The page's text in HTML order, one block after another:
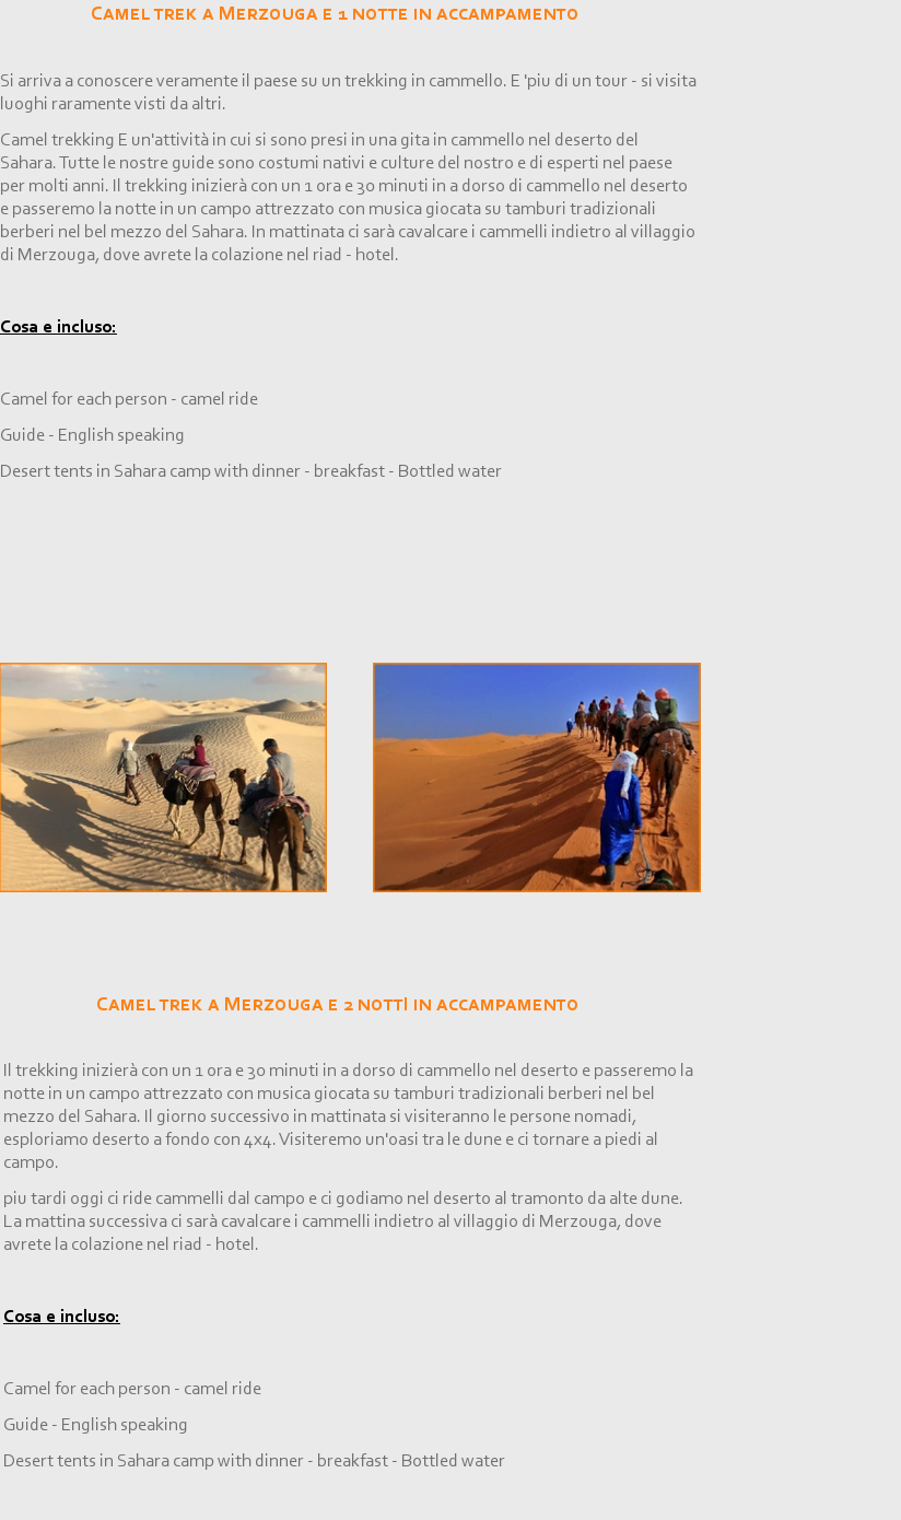
Camel trek a Merzouga e 1 notte in accampamento
Si arriva a conoscere veramente il paese su un trekking in cammello. E 'piu di un tour - si visita
luoghi raramente visti da altri.
Camel trekking E un'attività in cui si sono presi in una gita in cammello nel deserto del
Sahara. Tutte le nostre guide sono costumi nativi e culture del nostro e di esperti nel paese
per molti anni. Il trekking inizierà con un 1 ora e 30 minuti in a dorso di cammello nel deserto
e passeremo la notte in un campo attrezzato con musica giocata su tamburi tradizionali
berberi nel bel mezzo del Sahara. In mattinata ci sarà cavalcare i cammelli indietro al villaggio
di Merzouga, dove avrete la colazione nel riad - hotel.
Cosa e incluso:
Camel for each person - camel ride
Guide - English speaking
Desert tents in Sahara camp with dinner - breakfast - Bottled water
Camel trek a Merzouga e 2 nottI in accampamento
Il trekking inizierà con un 1 ora e 30 minuti in a dorso di cammello nel deserto e passeremo la
notte in un campo attrezzato con musica giocata su tamburi tradizionali berberi nel bel
mezzo del Sahara. Il giorno successivo in mattinata si visiteranno le persone nomadi,
esploriamo deserto a fondo con 4x4. Visiteremo un'oasi tra le dune e ci tornare a piedi al
campo.
piu tardi oggi ci ride cammelli dal campo e ci godiamo nel deserto al tramonto da alte dune.
La mattina successiva ci sarà cavalcare i cammelli indietro al villaggio di Merzouga, dove
avrete la colazione nel riad - hotel.
Cosa e incluso:
Camel for each person - camel ride
Guide - English speaking
Desert tents in Sahara camp with dinner - breakfast - Bottled water